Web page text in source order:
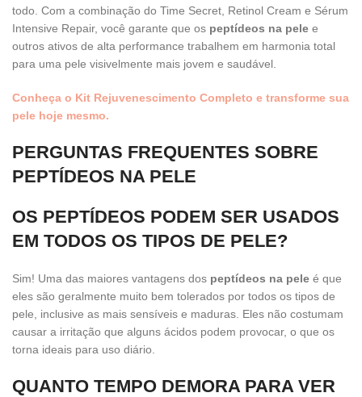
todo. Com a combinação do Time Secret, Retinol Cream e Sérum
Intensive Repair, você garante que os peptídeos na pele e
outros ativos de alta performance trabalhem em harmonia total
para uma pele visivelmente mais jovem e saudável.
Conheça o Kit Rejuvenescimento Completo e transforme sua
pele hoje mesmo.
PERGUNTAS FREQUENTES SOBRE
PEPTÍDEOS NA PELE
OS PEPTÍDEOS PODEM SER USADOS
EM TODOS OS TIPOS DE PELE?
Sim! Uma das maiores vantagens dos peptídeos na pele é que
eles são geralmente muito bem tolerados por todos os tipos de
pele, inclusive as mais sensíveis e maduras. Eles não costumam
causar a irritação que alguns ácidos podem provocar, o que os
torna ideais para uso diário.
QUANTO TEMPO DEMORA PARA VER